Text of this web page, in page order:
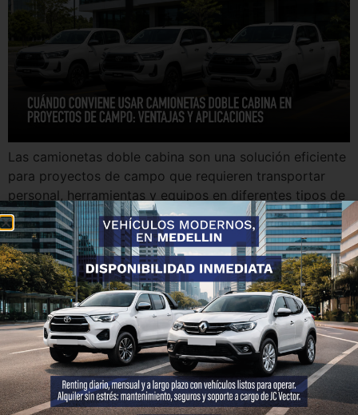
Las camionetas doble cabina son una solución eficiente
para proyectos de campo que requieren transportar
personal, herramientas y equipos en diferentes tipos de
terreno.
Vehículos ideales para
proyectos de
infraestructura en Colombia